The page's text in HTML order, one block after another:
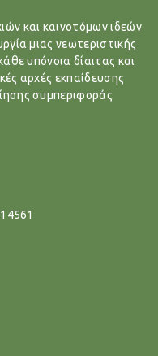
και καινοτόμων ιδεών
μιας νεωτεριστικής
υπόνοια δίαιτας και
αρχές εκπαίδευσης
συμπεριφοράς